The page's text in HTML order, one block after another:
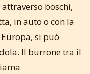
boschi,
in auto o con la
si può
Il burrone tra il